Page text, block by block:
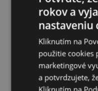
rokov a
nastaveniu
Kliknutím na
použitie cookies
marketingové
a potvrdzujete,